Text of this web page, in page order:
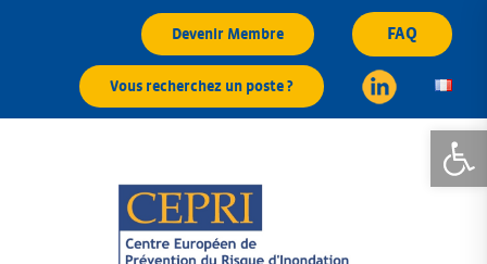
Ouvrir
Devenir Membre FAQ
Vous recherchez un poste ?